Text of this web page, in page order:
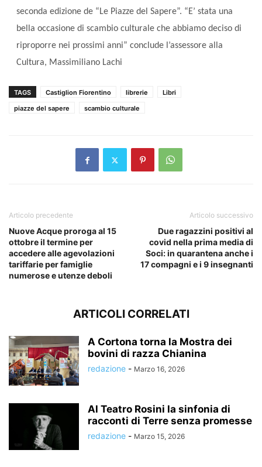
seconda edizione de “Le Piazze del Sapere”. “E’ stata una
bella occasione di scambio culturale che abbiamo deciso di
riproporre nei prossimi anni” conclude l’assessore alla
Cultura, Massimiliano Lachi
TAGS Castiglion Fiorentino librerie
Libri
piazze del sapere
scambio culturale
Articolo precedente
Nuove Acque proroga al 15
ottobre il termine per
accedere alle agevolazioni
tariffarie per famiglie
numerose e utenze deboli
Articolo successivo
Due ragazzini positivi al
covid nella prima media di
Soci: in quarantena anche i
17 compagni e i 9 insegnanti
ARTICOLI CORRELATI
A Cortona torna la Mostra dei
bovini di razza Chianina
redazione - Marzo 16, 2026
Al Teatro Rosini la sinfonia di
racconti di Terre senza promesse
redazione - Marzo 15, 2026